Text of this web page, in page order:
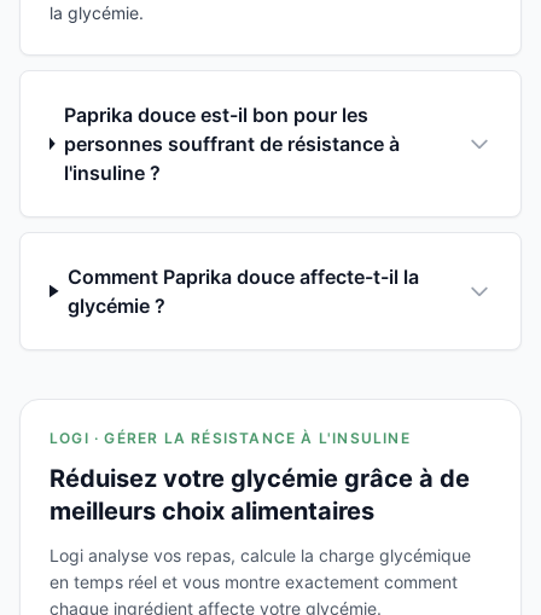
la glycémie.
Paprika douce est-il bon pour les
personnes souffrant de résistance à
l'insuline ?
Comment Paprika douce affecte-t-il la
glycémie ?
LOGI · GÉRER LA RÉSISTANCE À L'INSULINE
Réduisez votre glycémie grâce à de
meilleurs choix alimentaires
Logi analyse vos repas, calcule la charge glycémique
en temps réel et vous montre exactement comment
chaque ingrédient affecte votre glycémie.